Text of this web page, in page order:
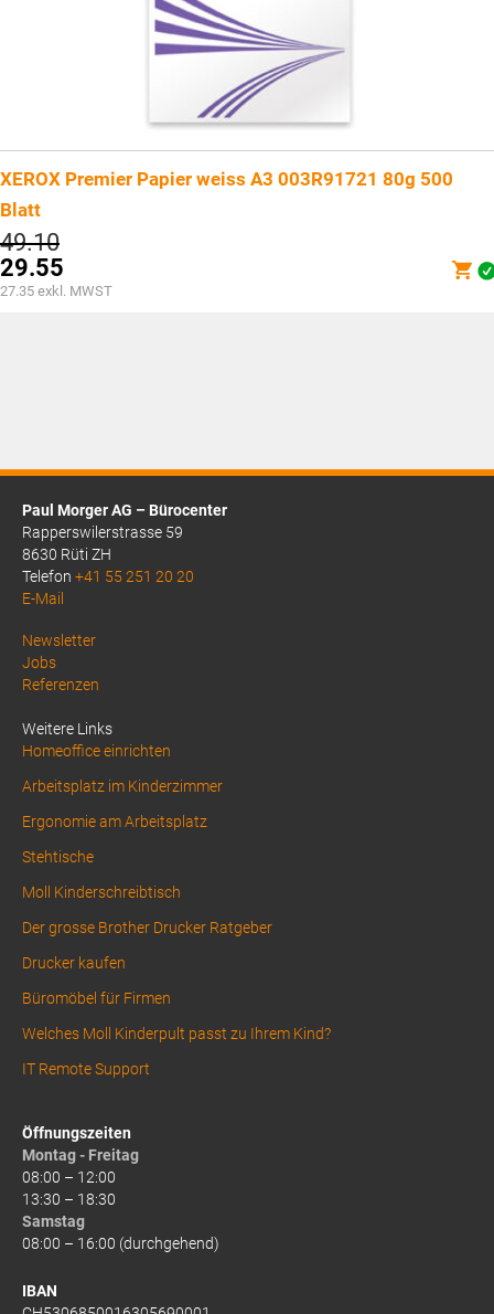
XEROX Premier Papier weiss A3 003R91721 80g 500
Blatt
49.10Ursprünglicher
Preis
war:
CHF49.10
29.55
Aktueller
27.35 exkl. MWST
Paul Morger AG – Bürocenter
Rapperswilerstrasse 59
8630 Rüti ZH
Telefon +41 55 251 20 20
E-Mail
Above
Footer
Newsletter
Jobs
Referenzen
Weitere Links
Homeoffice einrichten
Arbeitsplatz im Kinderzimmer
Ergonomie am Arbeitsplatz
Stehtische
Moll Kinderschreibtisch
Der grosse Brother Drucker Ratgeber
Drucker kaufen
Büromöbel für Firmen
Welches Moll Kinderpult passt zu Ihrem Kind?
IT Remote Support
Öffnungszeiten
Montag - Freitag
08:00 – 12:00
13:30 – 18:30
Samstag
08:00 – 16:00 (durchgehend)
IBAN